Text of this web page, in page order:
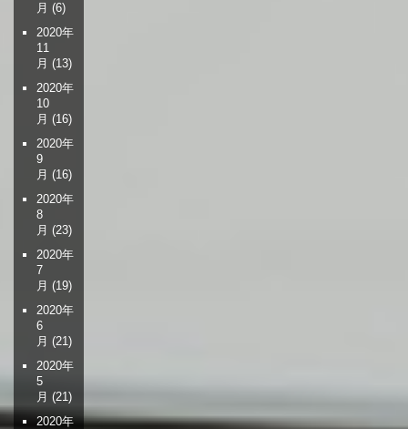
月 (6)
2020年
11
月 (13)
2020年
10
月 (16)
2020年
9
月 (16)
2020年
8
月 (23)
2020年
7
月 (19)
2020年
6
月 (21)
2020年
5
月 (21)
2020年